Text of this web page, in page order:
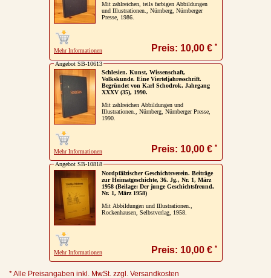
Mit zahlreichen, teils farbigen Abbildungen
und Illustrationen., Nürnberg, Nürnberger
Presse, 1986.
Mehr Informationen Preis: 10,00 € *
Angebot SB-10613
Schlesien. Kunst, Wissenschaft,
Volkskunde. Eine Vierteljahresschrift.
Begründet von Karl Schodrok, Jahrgang
XXXV (35), 1990.
Mit zahlreichen Abbildungen und
Illustrationen., Nürnberg, Nürnberger Presse,
1990.
Mehr Informationen Preis: 10,00 € *
Angebot SB-10818
Nordpfälzischer Geschichtsverein. Beiträge
zur Heimatgeschichte, 36. Jg., Nr. 1, März
1958 (Beilage: Der junge Geschichtsfreund,
Nr. 1, März 1958)
Mit Abbildungen und Illustrationen.,
Rockenhausen, Selbstverlag, 1958.
Mehr Informationen Preis: 10,00 € *
* Alle Preisangaben inkl. MwSt. zzgl. Versandkosten